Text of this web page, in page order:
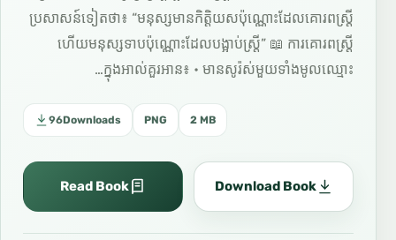
ប្រសាសន៍ទៀតថា៖ “មនុស្សមានកិត្តិយសប៉ុណ្ណោះដែលគោរពស្ត្រី
ហើយមនុស្សទាបប៉ុណ្ណោះដែលបង្អាប់ស្ត្រី” 📖 ការគោរពស្ត្រី
ក្នុងអាល់គួរអាន៖ • មានសូរ៉ស់មួយទាំងមូលឈ្មោះ…
96Downloads PNG 2 MB
Read Book Download Book